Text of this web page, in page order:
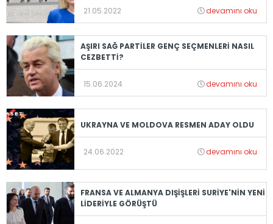
21.05.2022 devamını oku
AŞIRI SAĞ PARTİLER GENÇ SEÇMENLERİ NASIL
CEZBETTİ?
15.06.2024 devamını oku
UKRAYNA VE MOLDOVA RESMEN ADAY OLDU
24.06.2022 devamını oku
FRANSA VE ALMANYA DIŞİŞLERİ SURİYE'NİN YENİ
LİDERİYLE GÖRÜŞTÜ